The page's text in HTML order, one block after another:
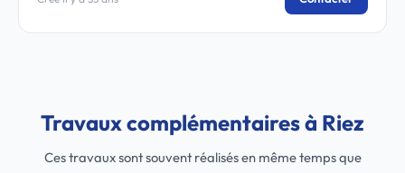
Travaux complémentaires à Riez
Ces travaux sont souvent réalisés en même temps que